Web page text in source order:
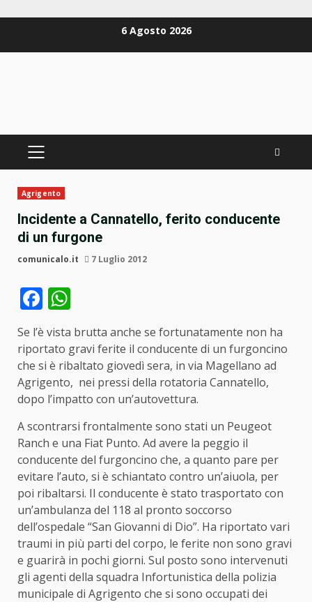
6 Agosto 2026
PRIMÄRES
Agrigento
Incidente a Cannatello, ferito conducente
di un furgone
comunicalo.it 7 Luglio 2012
Facebook
Se l’è vista brutta anche se fortunatamente non ha
riportato gravi ferite il conducente di un furgoncino
che si è ribaltato giovedì sera, in via Magellano ad
Agrigento, nei pressi della rotatoria Cannatello,
dopo l’impatto con un’autovettura.
A scontrarsi frontalmente sono stati un Peugeot
Ranch e una Fiat Punto. Ad avere la peggio il
conducente del furgoncino che, a quanto pare per
evitare l’auto, si è schiantato contro un’aiuola, per
poi ribaltarsi. Il conducente è stato trasportato con
un’ambulanza del 118 al pronto soccorso
dell’ospedale “San Giovanni di Dio”. Ha riportato vari
traumi in più parti del corpo, le ferite non sono gravi
e guarirà in pochi giorni. Sul posto sono intervenuti
gli agenti della squadra Infortunistica della polizia
municipale di Agrigento che si sono occupati dei